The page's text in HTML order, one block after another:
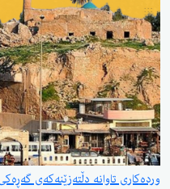
وردەکاری تاوانە دڵتەزێنەکەی